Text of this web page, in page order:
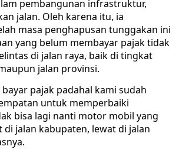
pembangunan infrastruktur,
jalan. Oleh karena itu, ia
masa penghapusan tunggakan ini
yang belum membayar pajak tidak
di jalan raya, baik di tingkat
jalan provinsi.
pajak padahal kami sudah
untuk memperbaiki
bisa lagi nanti motor mobil yang
di jalan kabupaten, lewat di jalan